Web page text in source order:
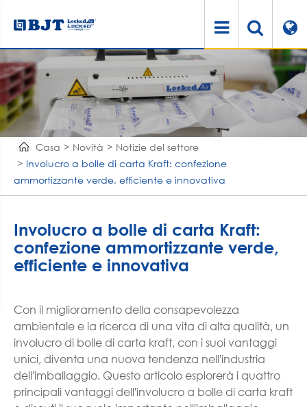
Casa Novità
Notizie del settore
Involucro a bolle di carta Kraft: confezione
ammortizzante verde, efficiente e innovativa
Involucro a bolle di carta Kraft:
confezione ammortizzante verde,
efficiente e innovativa
Con il miglioramento della consapevolezza
ambientale e la ricerca di una vita di alta qualità, un
involucro di bolle di carta kraft, con i suoi vantaggi
unici, diventa una nuova tendenza nell'industria
dell'imballaggio. Questo articolo esplorerà i quattro
principali vantaggi dell'involucro a bolle di carta kraft